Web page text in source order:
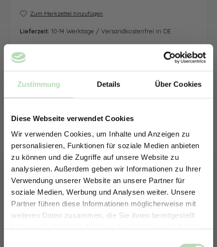
Zustimmung Details Über Cookies
Diese Webseite verwendet Cookies
Wir verwenden Cookies, um Inhalte und Anzeigen zu
personalisieren, Funktionen für soziale Medien anbieten
zu können und die Zugriffe auf unsere Website zu
analysieren. Außerdem geben wir Informationen zu Ihrer
Verwendung unserer Website an unsere Partner für
soziale Medien, Werbung und Analysen weiter. Unsere
Partner führen diese Informationen möglicherweise mit
weiteren Daten zusammen, die Sie ihnen bereitgestellt
haben oder die sie im Rahmen Ihrer Nutzung der Dienste
Zum Merkzettel hinzufügen
Lieferzeit: 10-14 Werktage / Versandkostenfrei in DE
ERHALTE 5% RABATT AUF
DEINE RÜCKWÄNDE